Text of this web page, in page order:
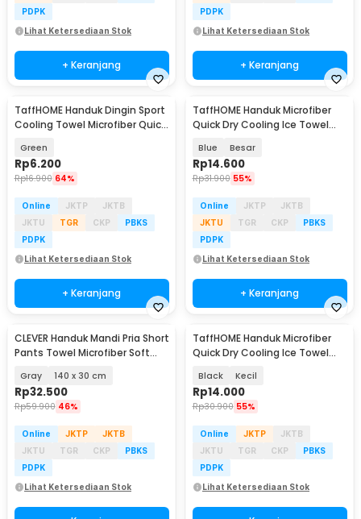
PDPK
Lihat Ketersediaan Stok
+ Keranjang
PDPK
Lihat Ketersediaan Stok
+ Keranjang
TaffHOME Handuk Dingin Sport
Cooling Towel Microfiber Quick
Green
Rp6.200
Rp16.900 64%
Online JKTP
JKTB
JKTU
TGR CKP
PBKS
PDPK
Lihat Ketersediaan Stok
+ Keranjang
TaffHOME Handuk Microfiber
Quick Dry Cooling Ice Towel
Blue Besar
Rp14.600
Rp31.900 55%
Online JKTP
JKTB
JKTU
TGR CKP
PBKS
PDPK
Lihat Ketersediaan Stok
+ Keranjang
CLEVER Handuk Mandi Pria Short
Pants Towel Microfiber Soft
Gray 140 x 30 cm
Rp32.500
Rp59.900 46%
Online JKTP
JKTB
JKTU
TGR CKP
PBKS
PDPK
Lihat Ketersediaan Stok
TaffHOME Handuk Microfiber
Quick Dry Cooling Ice Towel
Black Kecil
Rp14.000
Rp30.900 55%
Online JKTP
JKTB
JKTU
TGR CKP
PBKS
PDPK
Lihat Ketersediaan Stok